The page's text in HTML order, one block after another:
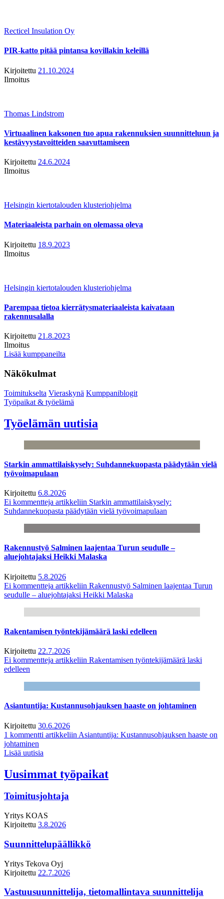
Recticel Insulation Oy
PIR-katto pitää pintansa kovillakin keleillä
Kirjoitettu 21.10.2024
Ilmoitus
Thomas Lindstrom
Virtuaalinen kaksonen tuo apua rakennuksien suunnitteluun ja
kestävyystavoitteiden saavuttamiseen
Kirjoitettu 24.6.2024
Ilmoitus
Helsingin kiertotalouden klusteriohjelma
Materiaaleista parhain on olemassa oleva
Kirjoitettu 18.9.2023
Ilmoitus
Helsingin kiertotalouden klusteriohjelma
Parempaa tietoa kierrätysmateriaaleista kaivataan
rakennusalalla
Kirjoitettu 21.8.2023
Ilmoitus
Lisää kumppaneilta
Näkökulmat
Toimitukselta Vieraskynä Kumppaniblogit
Työpaikat & työelämä
Työelämän uutisia
Starkin ammattilaiskysely: Suhdannekuopasta päädytään vielä
työvoimapulaan
Kirjoitettu 6.8.2026
Ei kommentteja artikkeliin Starkin ammattilaiskysely:
Suhdannekuopasta päädytään vielä työvoimapulaan
Rakennustyö Salminen laajentaa Turun seudulle –
aluejohtajaksi Heikki Malaska
Kirjoitettu 5.8.2026
Ei kommentteja artikkeliin Rakennustyö Salminen laajentaa Turun
seudulle – aluejohtajaksi Heikki Malaska
Rakentamisen työntekijämäärä laski edelleen
Kirjoitettu 22.7.2026
Ei kommentteja artikkeliin Rakentamisen työntekijämäärä laski
edelleen
Asiantuntija: Kustannusohjauksen haaste on johtaminen
Kirjoitettu 30.6.2026
1 kommentti artikkeliin Asiantuntija: Kustannusohjauksen haaste on
johtaminen
Lisää uutisia
Uusimmat työpaikat
Toimitusjohtaja
Yritys KOAS
Kirjoitettu 3.8.2026
Suunnittelupäällikkö
Yritys Tekova Oyj
Kirjoitettu 22.7.2026
Vastuusuunnittelija, tietomallintava suunnittelija